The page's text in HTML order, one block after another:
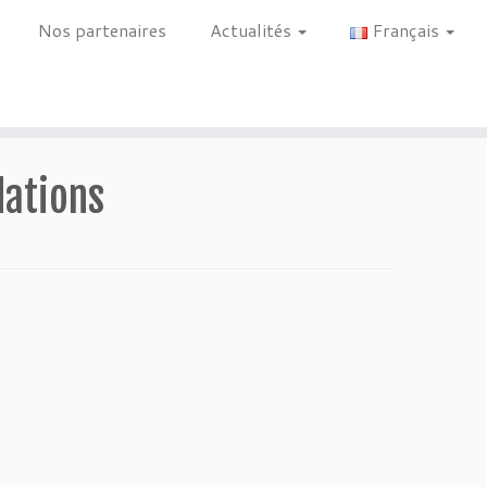
Nos partenaires Actualités Français